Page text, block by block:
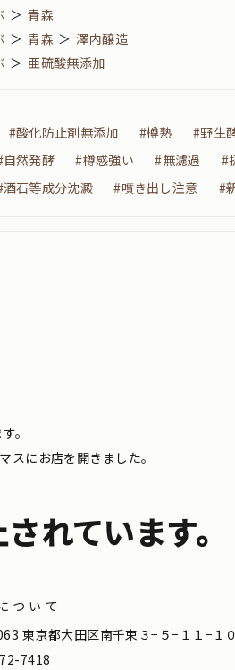
＞ 青森
＞ 青森 ＞ 澤内醸造
＞ 亜硫酸無添加
#酸化防止剤無添加 #樽熟 #野生
自然発酵 #樽感強い #無濾過 #
酒石等成分沈澱 #噴き出し注意 #
。
にお店を開きました。
れています。
ついて
東京都大田区南千束３−５−１１−１
7418